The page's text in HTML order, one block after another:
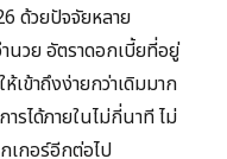
ด้วยปัจจัยหลาย
นวย อัตราดอกเบี้ยที่อยู่
เข้าถึงง่ายกว่าเดิมมาก
รได้ภายในไม่กี่นาที ไม่
เกอร์อีกต่อไป